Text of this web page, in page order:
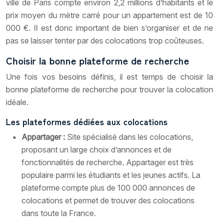
ville de Paris compte environ 2,2 millions d’habitants et le
prix moyen du mètre carré pour un appartement est de 10
000 €. Il est donc important de bien s’organiser et de ne
pas se laisser tenter par des colocations trop coûteuses.
Choisir la bonne plateforme de recherche
Une fois vos besoins définis, il est temps de choisir la
bonne plateforme de recherche pour trouver la colocation
idéale.
Les plateformes dédiées aux colocations
Appartager : Site spécialisé dans les colocations,
proposant un large choix d’annonces et de
fonctionnalités de recherche. Appartager est très
populaire parmi les étudiants et les jeunes actifs. La
plateforme compte plus de 100 000 annonces de
colocations et permet de trouver des colocations
dans toute la France.